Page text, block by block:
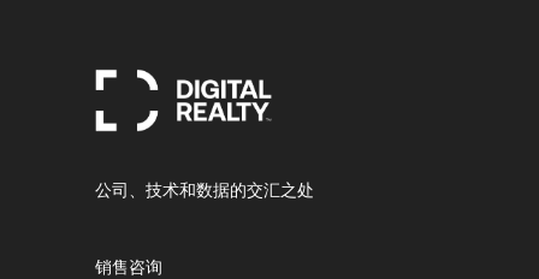
公司、技术和数据的交汇之处
销售咨询